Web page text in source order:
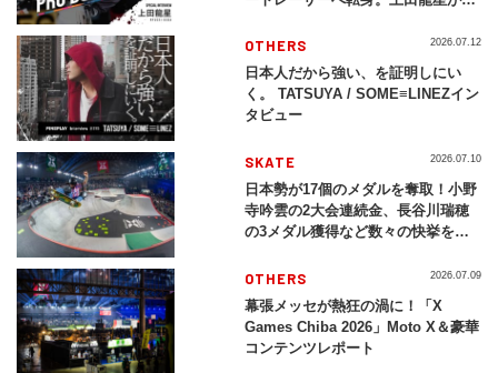
OTHERS
日本人だから強い、を証明しにい
く。 TATSUYA / SOME≡LINEZイン
タビュー
2026.07.12
SKATE
日本勢が17個のメダルを奪取！小野
寺吟雲の2大会連続金、長谷川瑞穂
の3メダル獲得など数々の快挙をプ
2026」
2026.07.10
OTHERS
幕張メッセが熱狂の渦に！「X
Games Chiba 2026」Moto X＆豪華
コンテンツレポート
2026.07.09